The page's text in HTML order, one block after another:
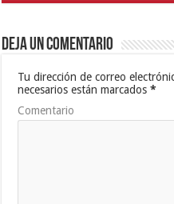
Deja un comentario
Tu dirección de correo
necesarios están marcados*
Comentario